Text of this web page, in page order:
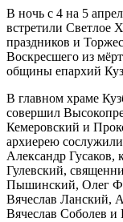
В ночь с 4 на 5
встретили Светлое
праздников и
Воскресшего из
общины епархий
В главном храме
совершил
Кемеровский и
архиерею сослужили
Александр Гусаков,
Гулевский,
Пышинский, Олег
Вячеслав Ланский,
Вячеслав Соболев и